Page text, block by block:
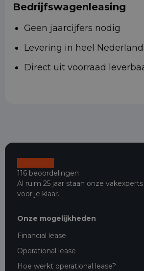
Bedrijfswagenleasing
Geen jaarcijfers nodig
Levering in heel Nederland
Direct uit voorraad
116 beoordelingen
Al ruim 25 jaar staan onze
voor je klaar.
Onze mogelijkheden
Financial lease
Operational lease
Hoe werkt operational lease?